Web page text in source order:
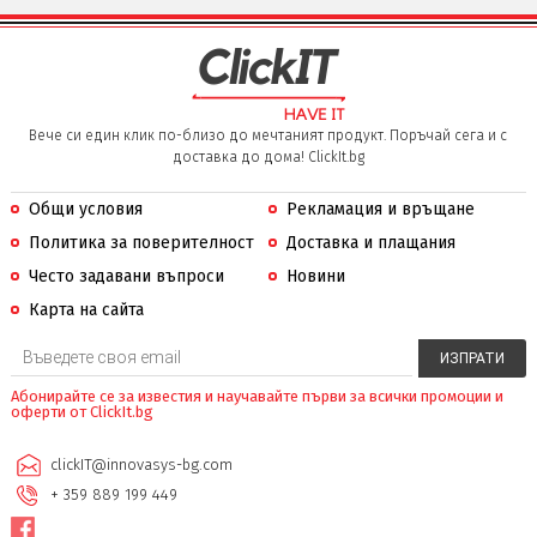
Вече си един клик по-близо до мечтаният продукт. Поръчай сега и с
доставка до дома! ClickIt.bg
Общи условия
Рекламация и връщане
Политика за поверителност
Доставка и плащания
Често задавани въпроси
Новини
Карта на сайта
Абонирайте се за известия и научавайте първи за всички промоции и
оферти от ClickIt.bg
clickIT@innovasys-bg.com
+ 359 889 199 449